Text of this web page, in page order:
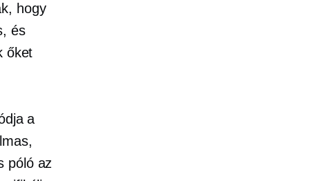
hogy
és
őket
a
pólóaz